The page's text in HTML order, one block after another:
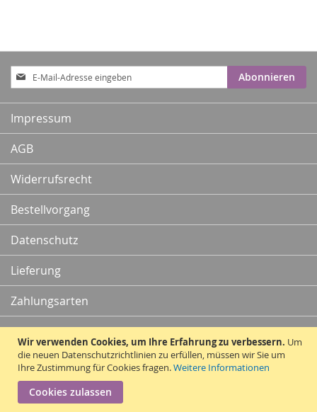
Wir verwenden Cookies, um Ihre Erfahrung zu verbessern. Um
die neuen Datenschutzrichtlinien zu erfüllen, müssen wir Sie um
Ihre Zustimmung für Cookies fragen.Weitere Informationen
Cookies zulassen
Anmeldung
zum
Newsletter:
Abonnieren
Impressum
AGB
Widerrufsrecht
Bestellvorgang
Datenschutz
Lieferung
Zahlungsarten
Kontakt
Vertrag widerrufen
Copyright © 2010 - 2026 Traummatten.de